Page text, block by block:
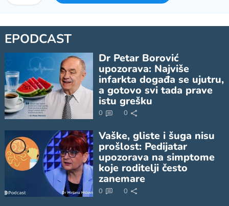
EPODCAST
Dr Petar Borović
upozorava: Najviše
infarkta događa se ujutru,
a gotovo svi tada prave
istu grešku
0 0
Vaške, gliste i šuga nisu
prošlost: Pedijatar
upozorava na simptome
koje roditelji često
zanemare
0 0